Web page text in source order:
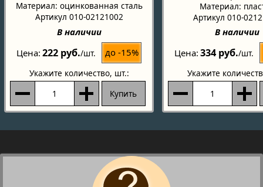
Материал: оцинкованная сталь
Артикул 010-02121002
В наличии
Цена 222 руб./шт. до -15%
Укажите количество, шт.:
Купить
Материал:
Артикул 010-
В наличии
Цена 334 руб./шт.
Укажите